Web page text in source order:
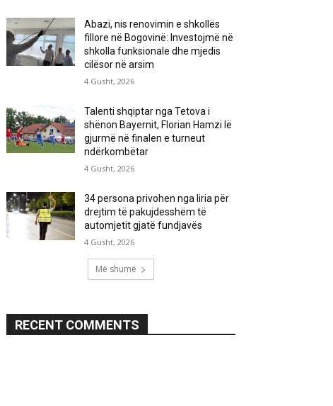
Abazi, nis renovimin e shkollës
fillore në Bogovinë: Investojmë në
shkolla funksionale dhe mjedis
cilësor në arsim
4 Gusht, 2026
Talenti shqiptar nga Tetova i
shënon Bayernit, Florian Hamzi lë
gjurmë në finalen e turneut
ndërkombëtar
4 Gusht, 2026
34 persona privohen nga liria për
drejtim të pakujdesshëm të
automjetit gjatë fundjavës
4 Gusht, 2026
Më shumë
RECENT COMMENTS